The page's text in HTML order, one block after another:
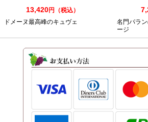
13,420円（税込）
ドメーヌ最高峰のキュヴェ
名門パラ
ージ